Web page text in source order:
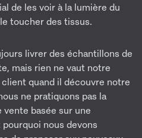
de les voir à la lumière du
toucher des tissus.
livrer des échantillons de
mais rien ne vaut notre
quand il découvre notre
ne pratiquons pas la
basée sur une
nous devons